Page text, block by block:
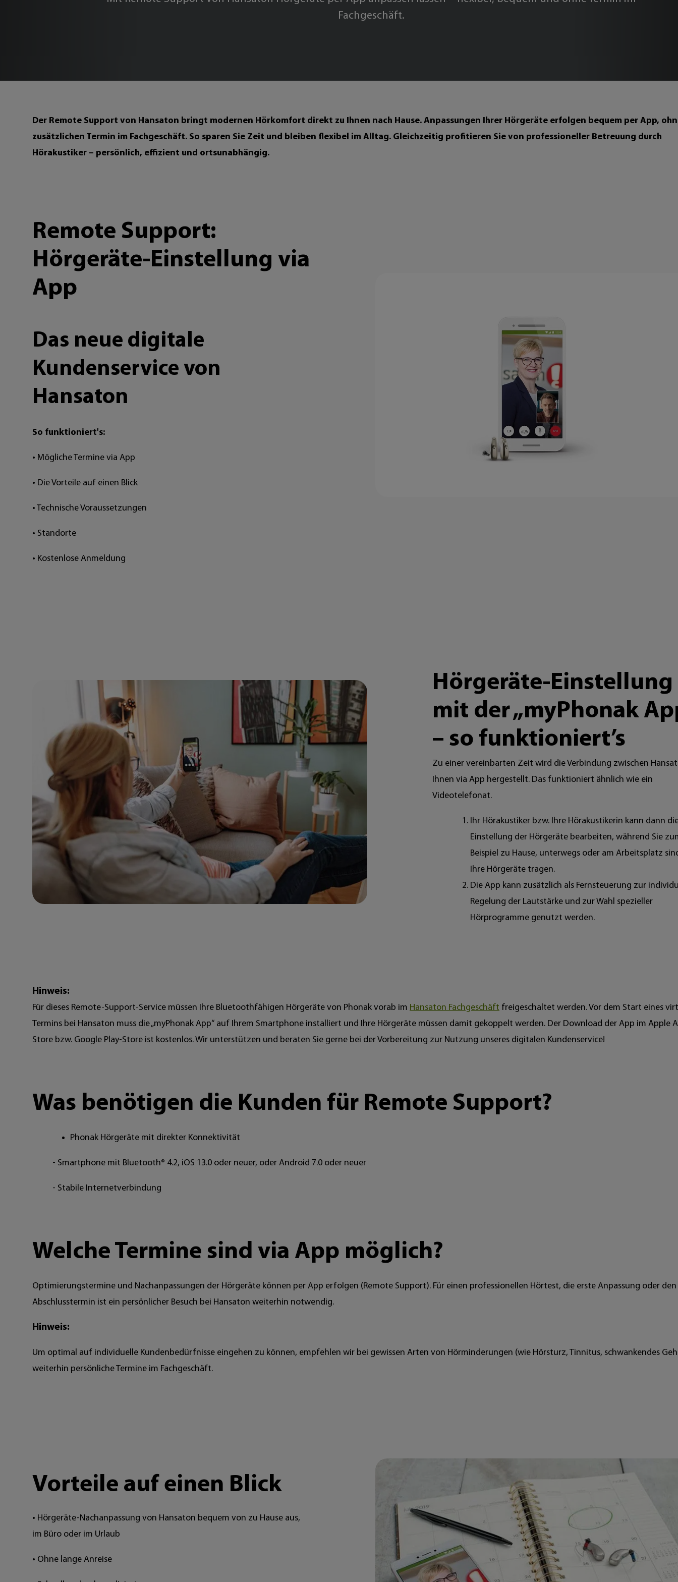
Fachgeschäft.
Der Remote Support von Hansaton bringt modernen Hörkomfort direkt zu Ihnen nach Hause. Anpassungen Ihrer Hörgeräte erfolgen bequem per App,
zusätzlichen Termin im Fachgeschäft. So sparen Sie Zeit und bleiben flexibel im Alltag. Gleichzeitig profitieren Sie von professioneller Betreuung durch
Hörakustiker – persönlich, effizient und ortsunabhängig.
Remote Support:
Hörgeräte-Einstellung via
App
Das neue digitale
Kundenservice von
Hansaton
So funktioniert's:
• Mögliche Termine via App
• Die Vorteile auf einen Blick
• Technische Voraussetzungen
• Standorte
• Kostenlose Anmeldung
Hörgeräte-Einstellung
mit der „myPhonak
– so funktioniert’s
Zu einer vereinbarten Zeit wird die Verbindung zwischen
Ihnen via App hergestellt. Das funktioniert ähnlich wie ein
Videotelefonat.
Ihr Hörakustiker bzw. Ihre Hörakustikerin kann dann
Einstellung der Hörgeräte bearbeiten, während Sie
Beispiel zu Hause, unterwegs oder am Arbeitsplatz
Ihre Hörgeräte tragen.
Die App kann zusätzlich als Fernsteuerung zur
Regelung der Lautstärke und zur Wahl spezieller
Hörprogramme genutzt werden.
Hinweis:
Für dieses Remote-Support-Service müssen Ihre Bluetoothfähigen Hörgeräte von Phonak vorab im Hansaton Fachgeschäft freigeschaltet werden. Vor dem Start eines
Termins bei Hansaton muss die „myPhonak App“ auf Ihrem Smartphone installiert und Ihre Hörgeräte müssen damit gekoppelt werden. Der Download der App im Apple
Store bzw. Google Play-Store ist kostenlos. Wir unterstützen und beraten Sie gerne bei der Vorbereitung zur Nutzung unseres digitalen Kundenservice!
Was benötigen die Kunden für Remote Support?
Phonak Hörgeräte mit direkter Konnektivität
- Smartphone mit Bluetooth® 4.2, iOS 13.0 oder neuer, oder Android 7.0 oder neuer
- Stabile Internetverbindung
Welche Termine sind via App möglich?
Optimierungstermine und Nachanpassungen der Hörgeräte können per App erfolgen (Remote Support). Für einen professionellen Hörtest, die erste Anpassung oder den
Abschlusstermin ist ein persönlicher Besuch bei Hansaton weiterhin notwendig.
Hinweis:
Um optimal auf individuelle Kundenbedürfnisse eingehen zu können, empfehlen wir bei gewissen Arten von Hörminderungen (wie Hörsturz, Tinnitus, schwankendes
weiterhin persönliche Termine im Fachgeschäft.
Vorteile auf einen Blick
• Hörgeräte-Nachanpassung von Hansaton bequem von zu Hause aus,
im Büro oder im Urlaub
• Ohne lange Anreise